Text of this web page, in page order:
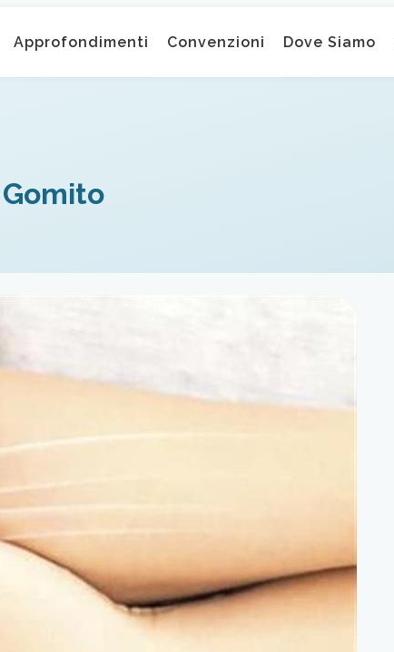
Approfondimenti Convenzioni Dove Siamo